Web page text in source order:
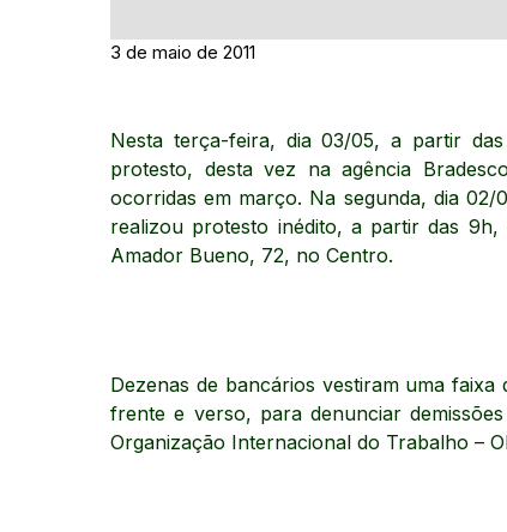
3 de maio de 2011
Nesta terça-feira, dia 03/05, a partir
protesto, desta vez na agência
ocorridas em março. Na segunda, dia 02/
realizou protesto inédito, a partir das
Amador Bueno, 72, no Centro.
Dezenas de bancários vestiram uma
frente e verso, para denunciar
Organização Internacional do Trabalho –